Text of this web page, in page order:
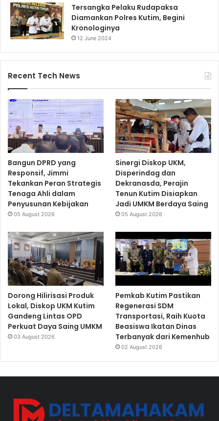
Tersangka Pelaku Rudapaksa
Diamankan Polres Kutim, Begini
Kronologinya
12 June 2024
Recent Tech News
Bangun DPRD yang
Responsif, Jimmi
Tekankan Peran Strategis
Tenaga Ahli dalam
Penyusunan Kebijakan
05 August 2026
Sinergi Diskop UKM,
Disperindag dan
Dekranasda, Perajin
Tenun Kutim Disiapkan
Jadi UMKM Berdaya Saing
05 August 2026
Dorong Hilirisasi Produk
Lokal, Diskop UKM Kutim
Gandeng Lintas OPD
Perkuat Daya Saing UMKM
03 August 2026
Pemkab Kutim Pastikan
Regenerasi SDM
Transportasi, Raih Kuota
Beasiswa Ikatan Dinas
Terbanyak dari Kemenhub
02 August 2026